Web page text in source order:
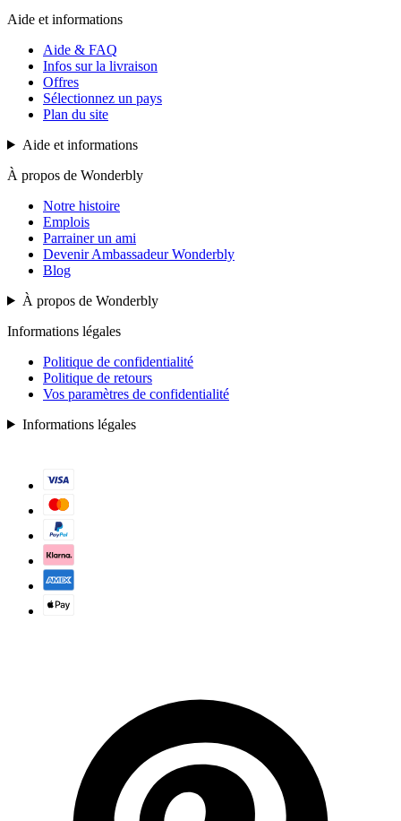
Aide et informations
Aide & FAQ
Infos sur la livraison
Offres
Sélectionnez un pays
Plan du site
Aide et informations
À propos de Wonderbly
Notre histoire
Emplois
Parrainer un ami
Devenir Ambassadeur Wonderbly
Blog
À propos de Wonderbly
Informations légales
Politique de confidentialité
Politique de retours
Vos paramètres de confidentialité
Informations légales